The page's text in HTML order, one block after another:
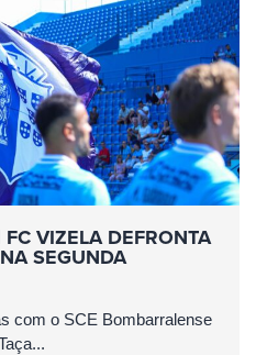
VIZELA DEFRONTA
SEGUNDA
com o SCE Bombarralense